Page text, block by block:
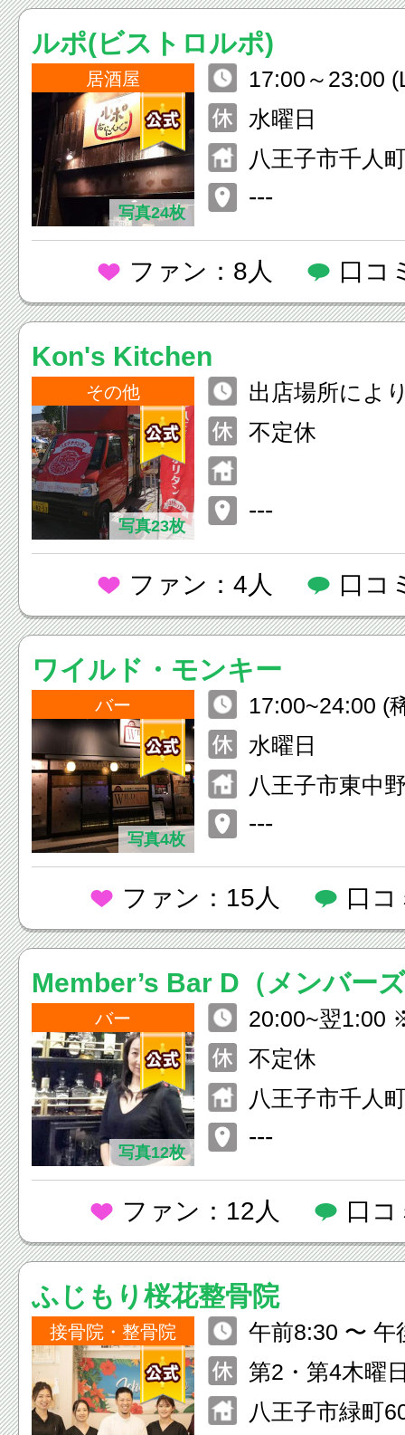
ルポ(ビストロルポ)
居酒屋
写真24枚
17:00～23:00
水曜日
八王子市千人
---
ファン：8人 口コ
Kon's Kitchen
その他
写真23枚
出店場所によ
不定休
---
ファン：4人 口コ
ワイルド・モンキー
バー
写真4枚
17:00~24:00 (
もありまあす)
水曜日
八王子市東中
---
ファン：15人 口
Member’s Bar D（メンバー
バー
写真12枚
20:00~翌1:00
ムも不定期で
ookページに
の週の営業予
不定休
八王子市千人
---
ファン：12人 口
ふじもり桜花整骨院
接骨院・整骨院
午前8:30 〜 午後
祝日も休まず
第2・第4木曜
八王子市緑町